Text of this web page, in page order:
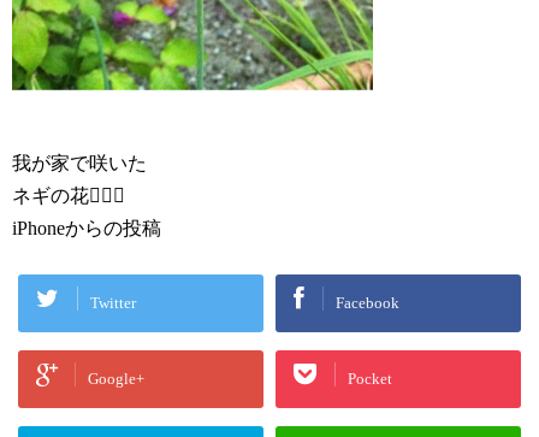
我が家で咲いた
ネギの花
iPhoneからの投稿
Twitter Facebook
Google+ Pocket